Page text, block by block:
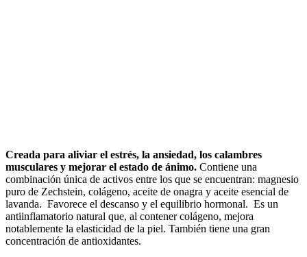
Creada para aliviar el estrés, la ansiedad, los calambres
musculares y mejorar el estado de ánimo. Contiene una
combinación única de activos entre los que se encuentran: magnesio
puro de Zechstein, colágeno, aceite de onagra y aceite esencial de
lavanda. Favorece el descanso y el equilibrio hormonal. Es un
antiinflamatorio natural que, al contener colágeno, mejora
notablemente la elasticidad de la piel. También tiene una gran
concentración de antioxidantes.